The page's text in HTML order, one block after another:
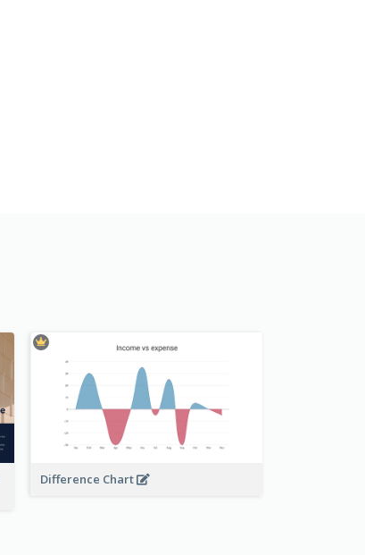
Difference Chart